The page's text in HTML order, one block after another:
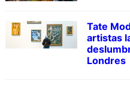
Tate
artistas
Londres